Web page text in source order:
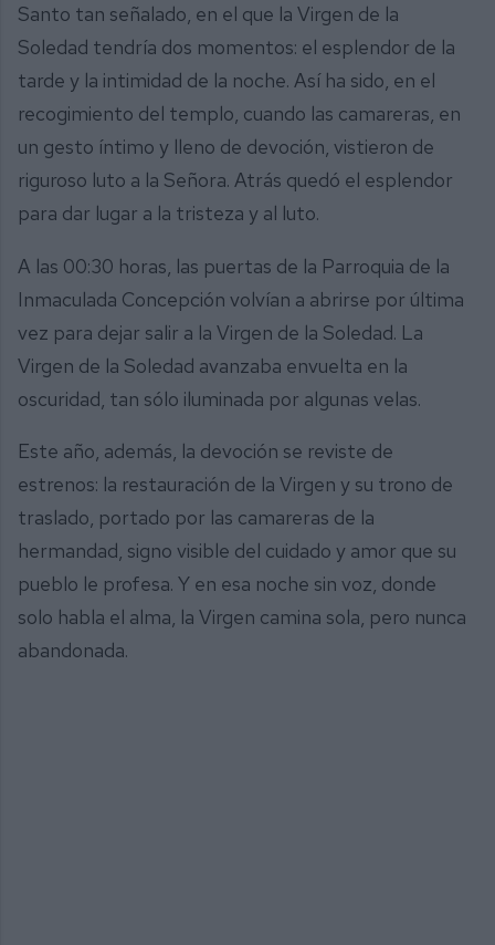
Santo tan señalado, en el que la Virgen de la
Soledad tendría dos momentos: el esplendor de la
tarde y la intimidad de la noche. Así ha sido, en el
recogimiento del templo, cuando las camareras, en
un gesto íntimo y lleno de devoción, vistieron de
riguroso luto a la Señora. Atrás quedó el esplendor
para dar lugar a la tristeza y al luto.
A las 00:30 horas, las puertas de la Parroquia de la
Inmaculada Concepción volvían a abrirse por última
vez para dejar salir a la Virgen de la Soledad. La
Virgen de la Soledad avanzaba envuelta en la
oscuridad, tan sólo iluminada por algunas velas.
Este año, además, la devoción se reviste de
estrenos: la restauración de la Virgen y su trono de
traslado, portado por las camareras de la
hermandad, signo visible del cuidado y amor que su
pueblo le profesa. Y en esa noche sin voz, donde
solo habla el alma, la Virgen camina sola, pero nunca
abandonada.